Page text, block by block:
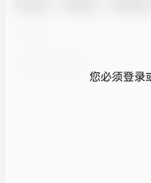
您必须登录